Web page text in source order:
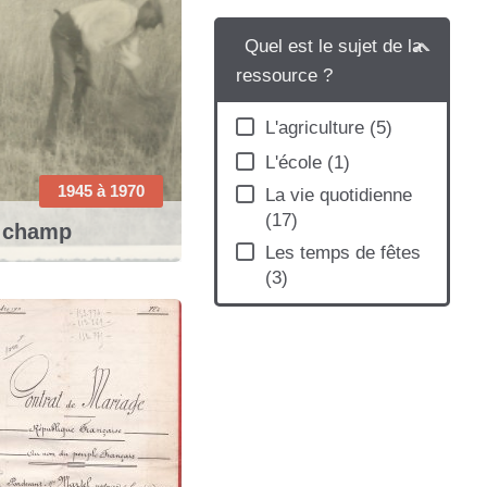
Quel est le sujet de la
ressource ?
L'agriculture (5)
L'école (1)
La vie quotidienne
(17)
Les temps de fêtes
(3)
1945 à 1970